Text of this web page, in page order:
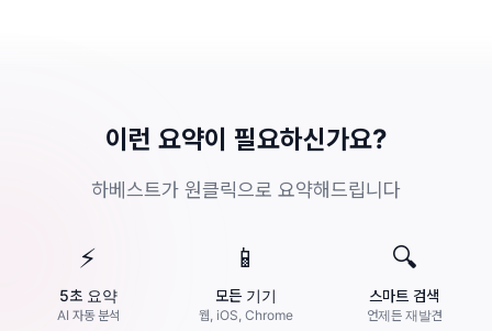
이런 요약이 필요하신가요?
하베스트가 원클릭으로 요약해드립니다
⚡
5초 요약
AI 자동 분석
📱
모든 기기
웹, iOS, Chrome
🔍
스마트 검색
언제든 재발견